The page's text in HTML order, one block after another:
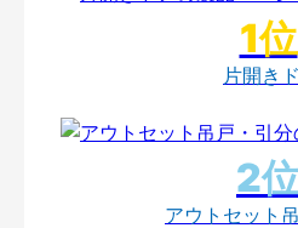
片開き
アウトセット